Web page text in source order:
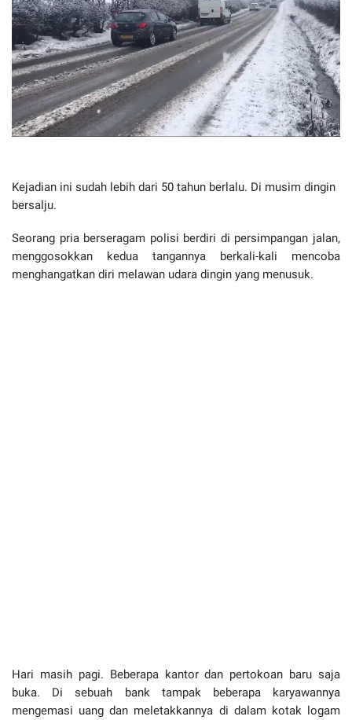
Kejadian ini sudah lebih dari 50 tahun berlalu. Di musim dingin
bersalju.
Seorang pria berseragam polisi berdiri di persimpangan jalan,
menggosokkan kedua tangannya berkali-kali mencoba
menghangatkan diri melawan udara dingin yang menusuk.
Hari masih pagi. Beberapa kantor dan pertokoan baru saja
buka. Di sebuah bank tampak beberapa karyawannya
mengemasi uang dan meletakkannya di dalam kotak logam